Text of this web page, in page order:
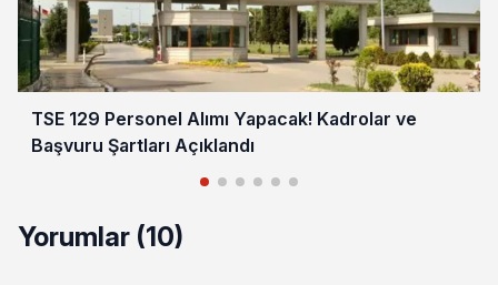
TSE 129 Personel Alımı Yapacak! Kadrolar ve
Başvuru Şartları Açıklandı
Yorumlar (10)